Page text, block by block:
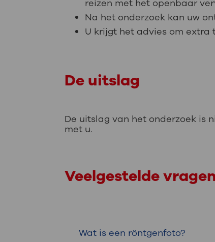
reizen met het openbaar
Na het onderzoek kan uw
U krijgt het advies om extra
De uitslag
De uitslag van het onderzoek is
met u.
Veelgestelde
Wat is een röntgenfoto?